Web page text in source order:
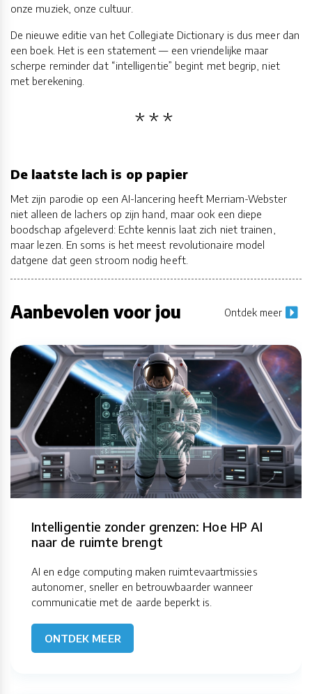
onze muziek, onze cultuur.
De nieuwe editie van het Collegiate Dictionary is dus meer dan
een boek. Het is een statement — een vriendelijke maar
scherpe reminder dat “intelligentie” begint met begrip, niet
met berekening.
De laatste lach is op papier
Met zijn parodie op een AI-lancering heeft Merriam-Webster
niet alleen de lachers op zijn hand, maar ook een diepe
boodschap afgeleverd: Echte kennis laat zich niet trainen,
maar lezen. En soms is het meest revolutionaire model
datgene dat geen stroom nodig heeft.
Aanbevolen voor jou Ontdek meer
Intelligentie zonder grenzen: Hoe HP AI
naar de ruimte brengt
AI en edge computing maken ruimtevaartmissies
autonomer, sneller en betrouwbaarder wanneer
communicatie met de aarde beperkt is.
ONTDEK MEER